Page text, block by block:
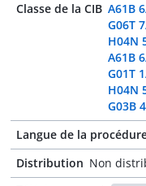
Classe de la CIB A61B
G06T
H04N
A61B
G01T
H04N
G03B
Langue de la
Distribution Non